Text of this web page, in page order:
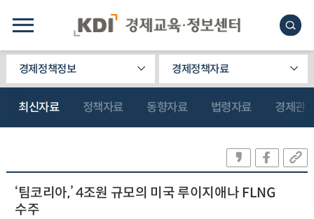
경제정책정보 경제정책자료
최신자료 정책자료 동향자료 법령자료 경제관
‘팀코리아,’ 4조원 규모의 미국 루이지애나 FLNG
수주